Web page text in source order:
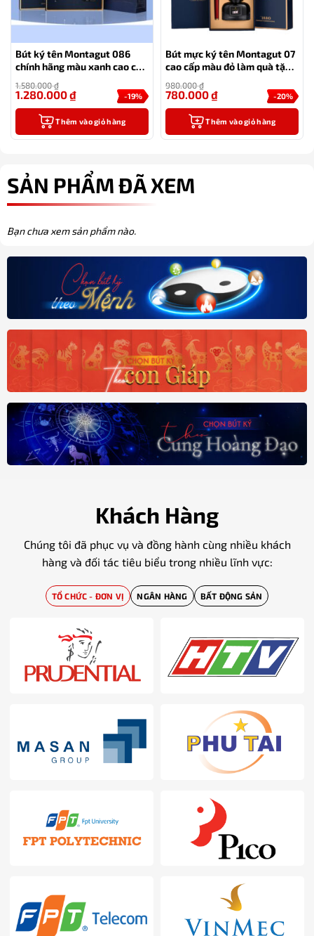
Bút ký tên Montagut 086
chính hãng màu xanh cao cấp
thay thế)
1.580.000₫
-19%
1.280.000₫
Thêm vào giỏ hàng
Bút mực ký tên Montagut 07
cao cấp màu đỏ làm quà tặng
980.000₫
-20%
780.000₫
Thêm vào giỏ hàng
SẢN PHẨM ĐÃ XEM
Bạn chưa xem sản phẩm nào.
Khách Hàng
Chúng tôi đã phục vụ và đồng hành cùng nhiều khách
hàng và đối tác tiêu biểu trong nhiều lĩnh vực:
TỔ CHỨC - ĐƠN VỊ NGÂN HÀNG BẤT ĐỘNG SẢN